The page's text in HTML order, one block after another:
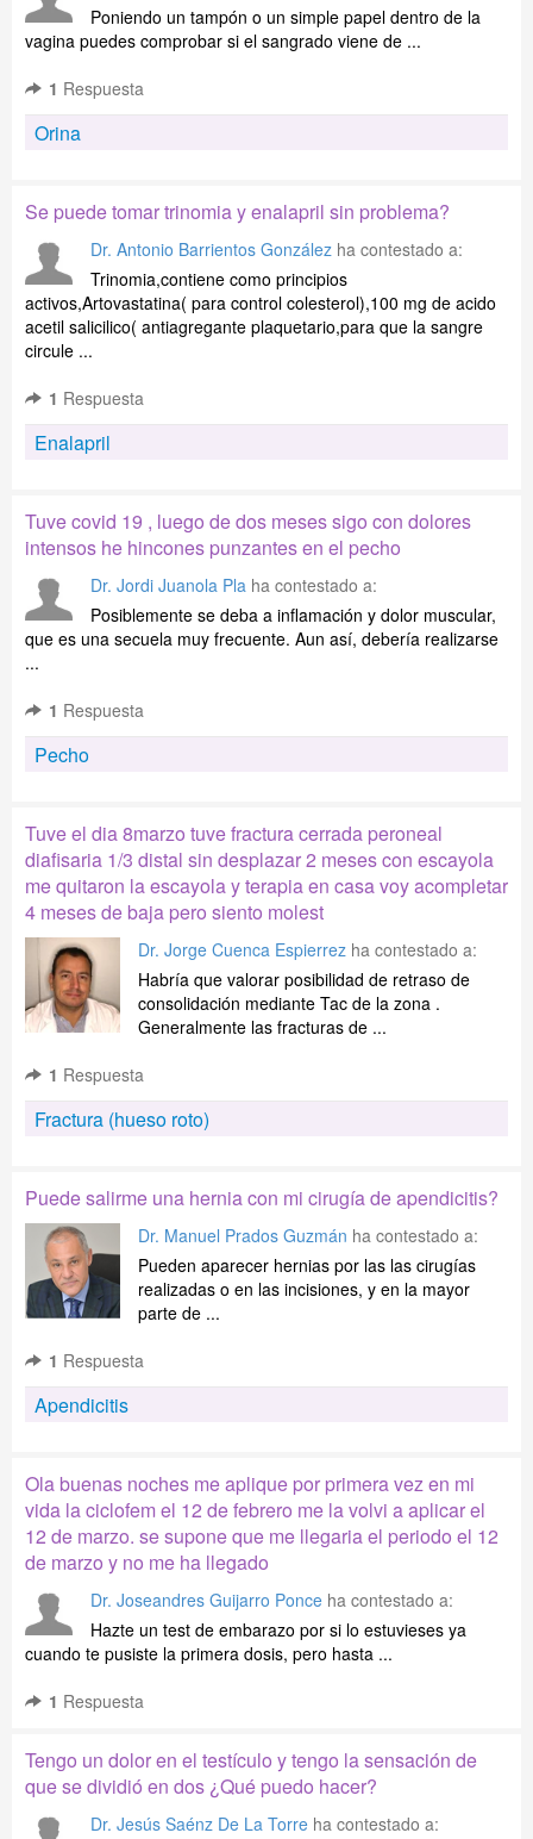
Poniendo un tampón o un simple papel dentro de la
vagina puedes comprobar si el sangrado viene de ...
1 Respuesta
Orina
Se puede tomar trinomia y enalapril sin problema?
Dr. Antonio Barrientos González ha contestado a:
Trinomia,contiene como principios
activos,Artovastatina( para control colesterol),100 mg de acido
acetil salicilico( antiagregante plaquetario,para que la sangre
circule ...
1 Respuesta
Enalapril
Tuve covid 19 , luego de dos meses sigo con dolores
intensos he hincones punzantes en el pecho
Dr. Jordi Juanola Pla ha contestado a:
Posiblemente se deba a inflamación y dolor muscular,
que es una secuela muy frecuente. Aun así, debería realizarse
...
1 Respuesta
Pecho
Tuve el dia 8marzo tuve fractura cerrada peroneal
diafisaria 1/3 distal sin desplazar 2 meses con escayola
me quitaron la escayola y terapia en casa voy acompletar
4 meses de baja pero siento molest
Dr. Jorge Cuenca Espierrez ha contestado a:
Habría que valorar posibilidad de retraso de
consolidación mediante Tac de la zona .
Generalmente las fracturas de ...
1 Respuesta
Fractura (hueso roto)
Puede salirme una hernia con mi cirugía de apendicitis?
Dr. Manuel Prados Guzmán ha contestado a:
Pueden aparecer hernias por las las cirugías
realizadas o en las incisiones, y en la mayor
parte de ...
1 Respuesta
Apendicitis
Ola buenas noches me aplique por primera vez en mi
vida la ciclofem el 12 de febrero me la volvi a aplicar el
12 de marzo. se supone que me llegaria el periodo el 12
de marzo y no me ha llegado
Dr. Joseandres Guijarro Ponce ha contestado a:
Hazte un test de embarazo por si lo estuvieses ya
cuando te pusiste la primera dosis, pero hasta ...
1 Respuesta
Tengo un dolor en el testículo y tengo la sensación de
que se dividió en dos ¿Qué puedo hacer?
Dr. Jesús Saénz De La Torre ha contestado a: